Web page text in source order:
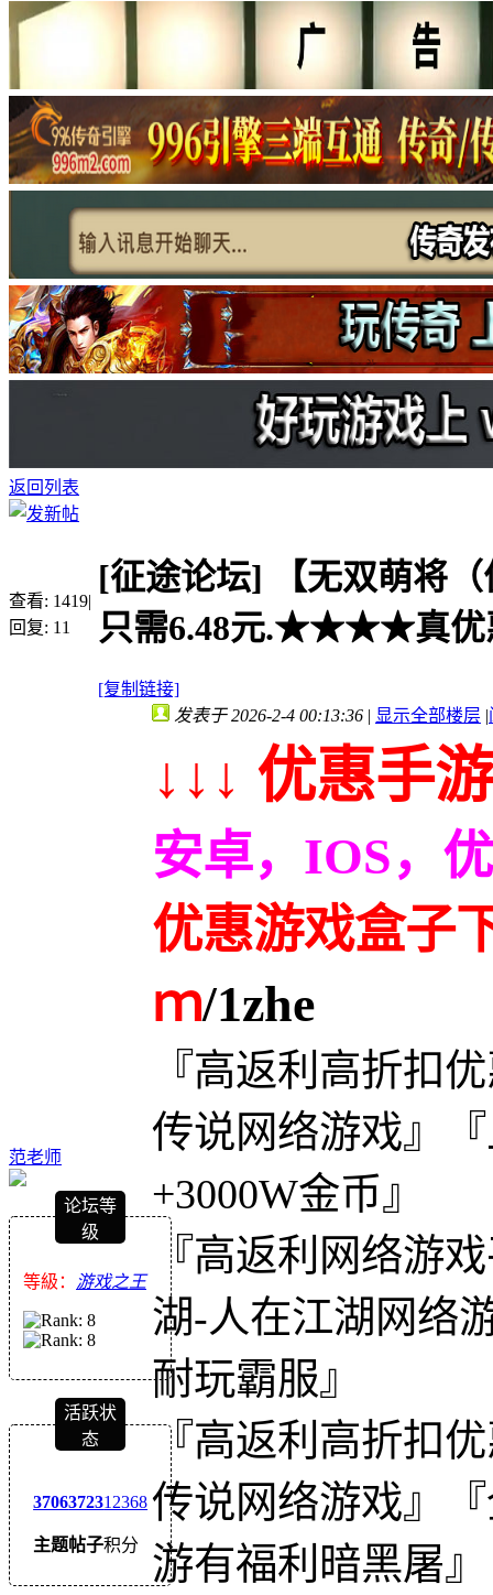
返回列表
查看: 1419|
回复: 11
[征途论坛]
【无双萌将
只需6.48元.★★★★真
[复制链接]
范老师
论坛等
级
等級： 游戏之王
活跃状
态
3706
主题
3723
帖子
12368
积分
发表于 2026-2-4 00:13:36 | 显示全部楼层 |
↓↓↓ 优惠手
安卓，IOS，
优惠游戏盒子
ｍ/1zhe
『高返利高折扣
传说网络游戏』『
+3000W金币』
『高返利网络游
湖-人在江湖网络
耐玩霸服』
『高返利高折扣
传说网络游戏』
游有福利暗黑屠』